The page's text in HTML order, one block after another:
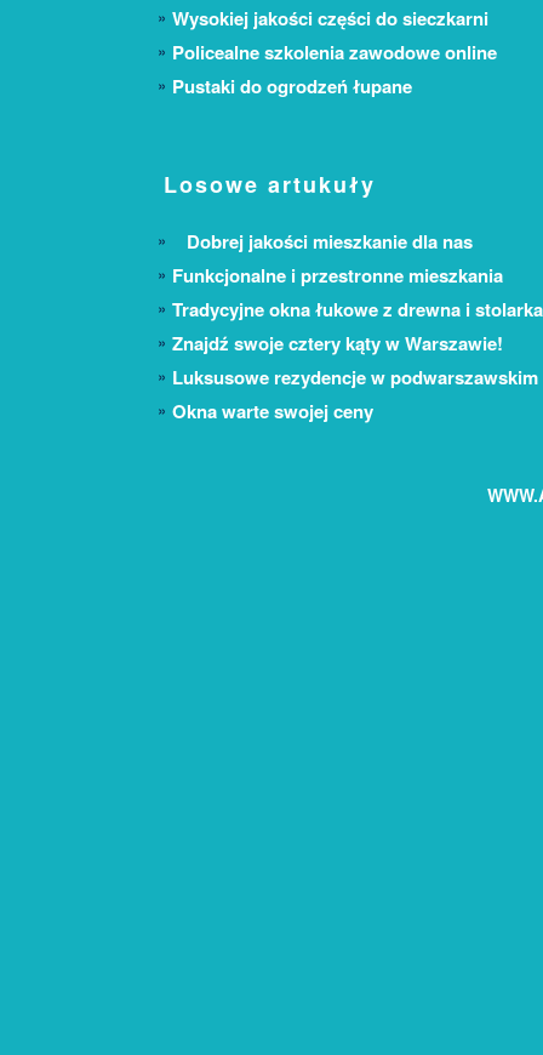
Wysokiej jakości części do sieczkarni
Policealne szkolenia zawodowe online
Pustaki do ogrodzeń łupane
Losowe artukuły
Dobrej jakości mieszkanie dla nas
Funkcjonalne i przestronne mieszkania
Tradycyjne okna łukowe z drewna i
Znajdź swoje cztery kąty w Warszawie!
Luksusowe rezydencje w
Okna warte swojej ceny